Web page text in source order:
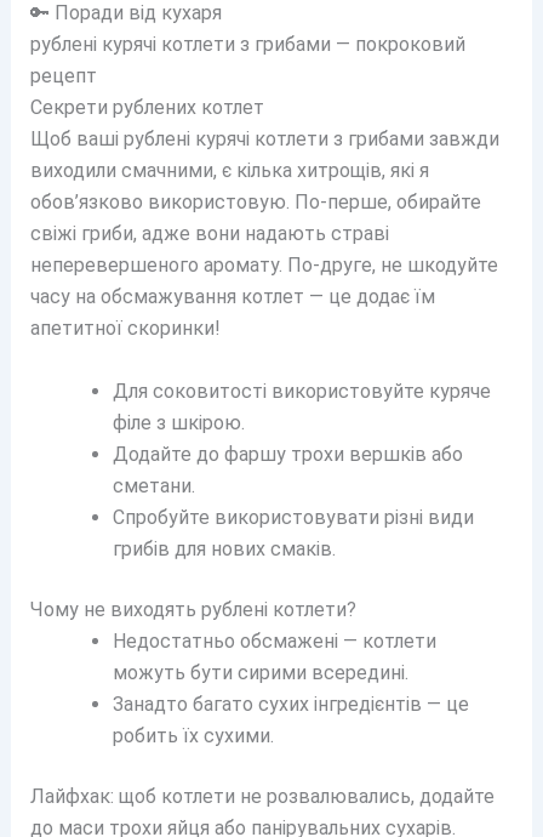
🔑 Поради від кухаря
рублені курячі котлети з грибами — покроковий
рецепт
Секрети рублених котлет
Щоб ваші рублені курячі котлети з грибами завжди
виходили смачними, є кілька хитрощів, які я
обов’язково використовую. По-перше, обирайте
свіжі гриби, адже вони надають страві
неперевершеного аромату. По-друге, не шкодуйте
часу на обсмажування котлет — це додає їм
апетитної скоринки!
Для соковитості використовуйте куряче
філе з шкірою.
Додайте до фаршу трохи вершків або
сметани.
Спробуйте використовувати різні види
грибів для нових смаків.
Чому не виходять рублені котлети?
Недостатньо обсмажені — котлети
можуть бути сирими всередині.
Занадто багато сухих інгредієнтів — це
робить їх сухими.
Лайфхак: щоб котлети не розвалювались, додайте
до маси трохи яйця або панірувальних сухарів.